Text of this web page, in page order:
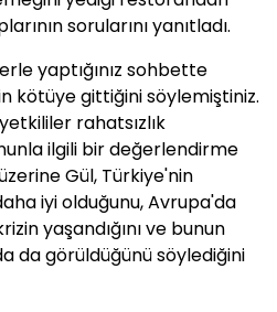
sorularını yanıtladı.
yaptığınız sohbette
kötüye gittiğini söylemiştiniz.
rahatsızlık
ilgili bir değerlendirme
Gül, Türkiye'nin
iyi olduğunu, Avrupa'da
yaşandığını ve bunun
da görüldüğünü söylediğini